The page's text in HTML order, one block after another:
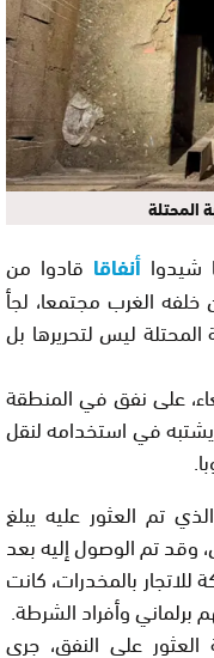
المحتلة
شيدواأنفاقا قادوا من
خلفه الغرب مجتمعا، لجأ
ليس لتحريرها بل
على نفق في المنطقة
يشتبه في استخدامه لنقل
تم العثور عليه يبلغ
على الأقل، وقد تم الوصول إليه بعد
بالمخدرات، كانت
على النفق، جرى